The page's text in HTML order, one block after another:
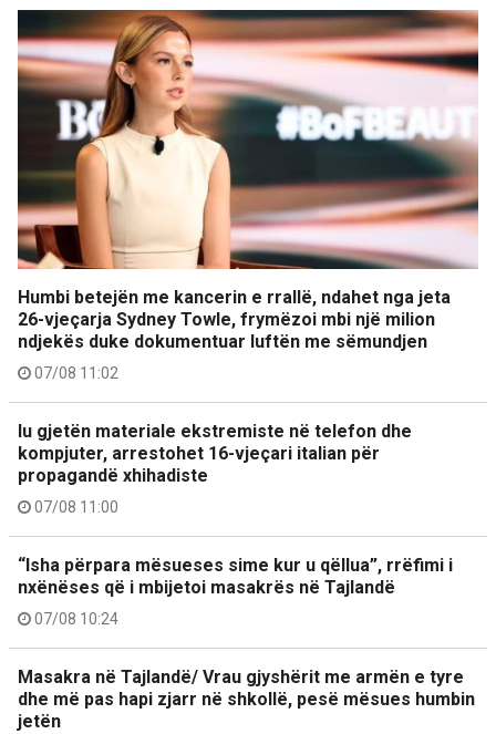
Humbi betejën me kancerin e rrallë, ndahet nga jeta
26-vjeçarja Sydney Towle, frymëzoi mbi një milion
ndjekës duke dokumentuar luftën me sëmundjen
07/08 11:02
Iu gjetën materiale ekstremiste në telefon dhe
kompjuter, arrestohet 16-vjeçari italian për
propagandë xhihadiste
07/08 11:00
“Isha përpara mësueses sime kur u qëllua”, rrëfimi i
nxënëses që i mbijetoi masakrës në Tajlandë
07/08 10:24
Masakra në Tajlandë/ Vrau gjyshërit me armën e tyre
dhe më pas hapi zjarr në shkollë, pesë mësues humbin
jetën